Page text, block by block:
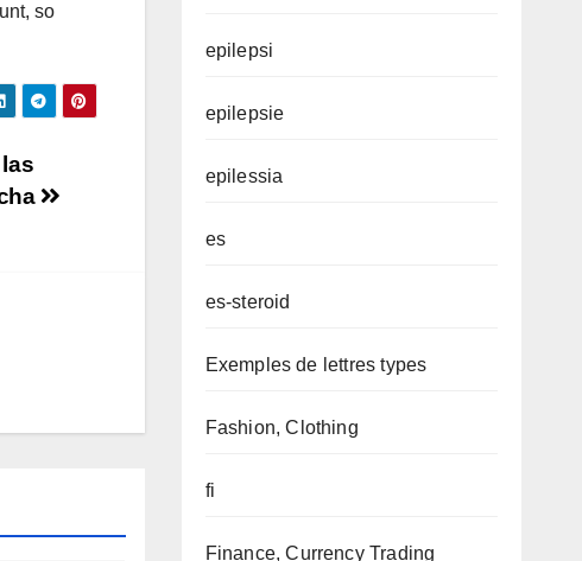
so
epilepsi
epilepsie
epilessia
es
es-steroid
Exemples de lettres types
Fashion, Clothing
fi
Finance, Currency Trading